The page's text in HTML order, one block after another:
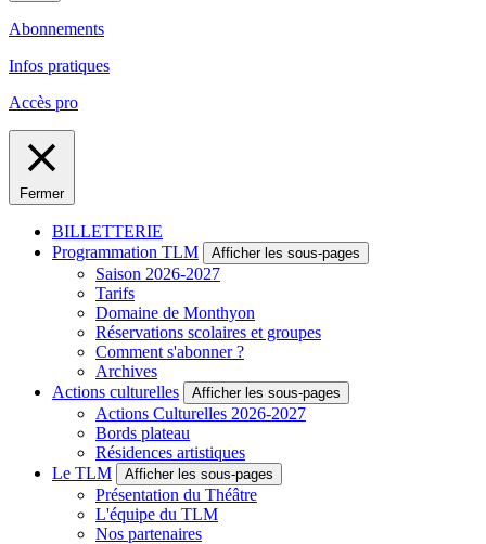
Abonnements
Infos pratiques
Accès pro
Fermer
BILLETTERIE
Programmation TLM
Afficher les sous-pages
Saison 2026-2027
Tarifs
Domaine de Monthyon
Réservations scolaires et groupes
Comment s'abonner ?
Archives
Actions culturelles
Afficher les sous-pages
Actions Culturelles 2026-2027
Bords plateau
Résidences artistiques
Le TLM
Afficher les sous-pages
Présentation du Théâtre
L'équipe du TLM
Nos partenaires